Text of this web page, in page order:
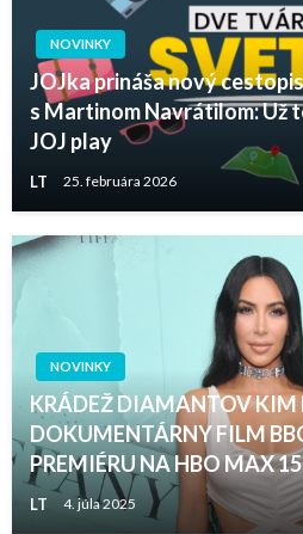
NOVINKY
JOJka prináša nový
s Martinom Navrátilom: Už
JOJ play
LT 25. februára 2026
NOVINKY
KRÁDEŽ DIAMANTOV KIM
DOKUMENTÁRNY FILM
PREMIÉRU NA HBO MAX
LT 4. júla 2025